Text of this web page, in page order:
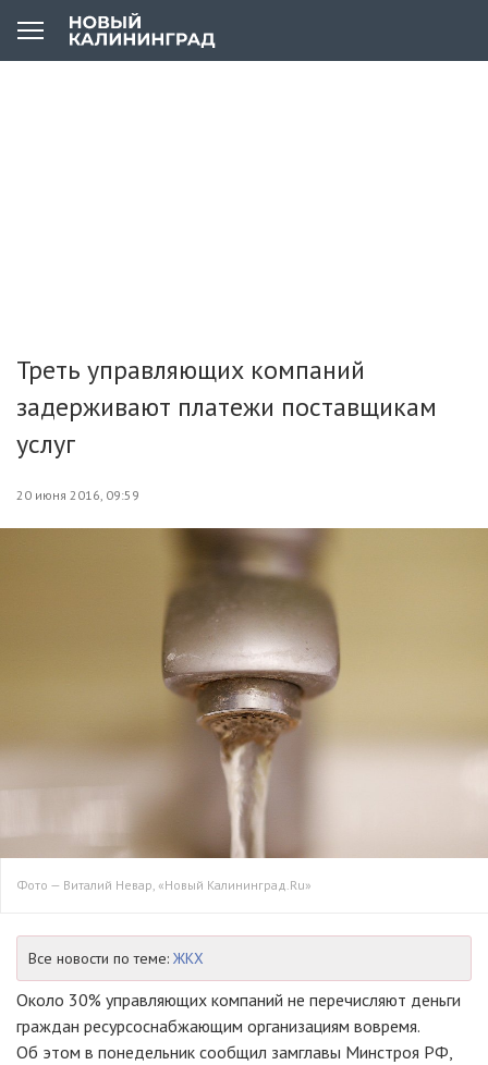
Треть управляющих компаний
задерживают платежи поставщикам
услуг
20 июня 2016, 09:59
Фото — Виталий Невар, «Новый Калининград.Ru»
Все новости по теме: ЖКХ
Около 30% управляющих компаний не перечисляют деньги
граждан ресурсоснабжающим организациям вовремя.
Об этом в понедельник сообщил замглавы Минстроя РФ,